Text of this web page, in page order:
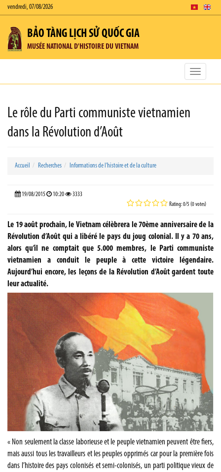
vendredi, 07/08/2026
BẢO TÀNG LỊCH SỬ QUỐC GIA
MUSÉE NATIONAL D'HISTOIRE DU VIETNAM
Toggle
Le rôle du Parti communiste vietnamien
dans la Révolution d’Août
Accueil Recherches Informations de l’histoire et de la culture
19/08/2015 10:20 3333
Rating: 0/5 (0 votes)
Le 19 août prochain, le Vietnam célèbrera le 70ème anniversaire de la
Révolution d’Août qui a libéré le pays du joug colonial. Il y a 70 ans,
alors qu’il ne comptait que 5.000 membres, le Parti communiste
vietnamien a conduit le peuple à cette victoire légendaire.
Aujourd’hui encore, les leçons de la Révolution d’Août gardent toute
leur actualité.
« Non seulement la classe laborieuse et le peuple vietnamien peuvent être fiers,
mais aussi tous les travailleurs et les peuples opprimés car pour la première fois
dans l’histoire des pays colonisés et semi-colonisés, un parti politique vieux de